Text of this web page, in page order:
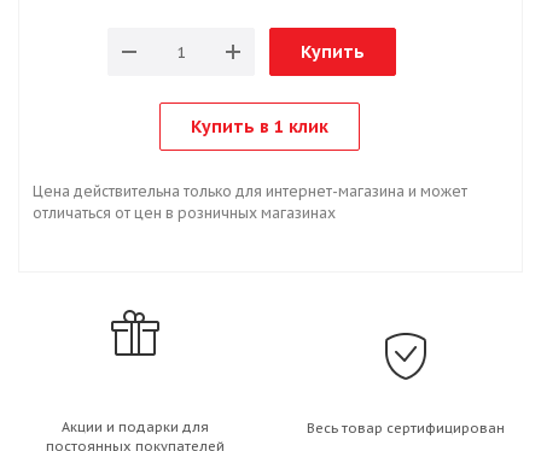
Купить
Купить в 1 клик
Цена действительна только для интернет-магазина и может
отличаться от цен в розничных магазинах
Акции и подарки для
постоянных покупателей
Весь товар сертифицирован